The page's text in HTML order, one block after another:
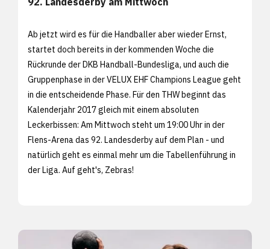
Ab jetzt wird es für die Handballer aber wieder Ernst,
startet doch bereits in der kommenden Woche die
Rückrunde der DKB Handball-Bundesliga, und auch die
Gruppenphase in der VELUX EHF Champions League geht
in die entscheidende Phase. Für den THW beginnt das
Kalenderjahr 2017 gleich mit einem absoluten
Leckerbissen: Am Mittwoch steht um 19:00 Uhr in der
Flens-Arena das 92. Landesderby auf dem Plan - und
natürlich geht es einmal mehr um die Tabellenführung in
der Liga. Auf geht's, Zebras!